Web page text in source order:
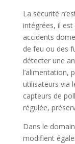
La sécurité
intégrées, il est
accidents
de feu ou des
détecter une
l’alimentation,
utilisateurs via
capteurs de
régulée,
Dans le
modifient